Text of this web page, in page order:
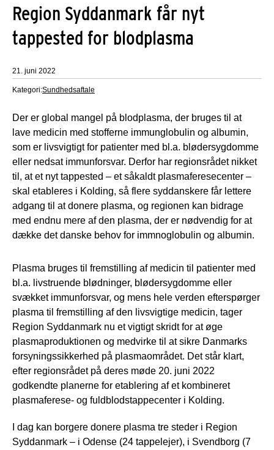
Region Syddanmark får nyt
tappested for blodplasma
21. juni 2022
Kategori:Sundhedsaftale
Der er global mangel på blodplasma, der bruges til at
lave medicin med stofferne immunglobulin og albumin,
som er livsvigtigt for patienter med bl.a. blødersygdomme
eller nedsat immunforsvar. Derfor har regionsrådet nikket
til, at et nyt tappested – et såkaldt plasmaferesecenter –
skal etableres i Kolding, så flere syddanskere får lettere
adgang til at donere plasma, og regionen kan bidrage
med endnu mere af den plasma, der er nødvendig for at
dække det danske behov for immnoglobulin og albumin.
Plasma bruges til fremstilling af medicin til patienter med
bl.a. livstruende blødninger, blødersygdomme eller
svækket immunforsvar, og mens hele verden efterspørger
plasma til fremstilling af den livsvigtige medicin, tager
Region Syddanmark nu et vigtigt skridt for at øge
plasmaproduktionen og medvirke til at sikre Danmarks
forsyningssikkerhed på plasmaområdet. Det står klart,
efter regionsrådet på deres møde 20. juni 2022
godkendte planerne for etablering af et kombineret
plasmaferese- og fuldblodstappecenter i Kolding.
I dag kan borgere donere plasma tre steder i Region
Syddanmark – i Odense (24 tappelejer), i Svendborg (7